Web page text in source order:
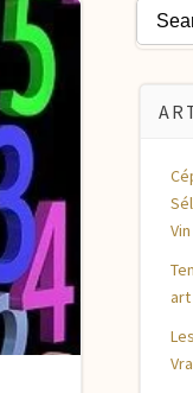
Search
for:
art